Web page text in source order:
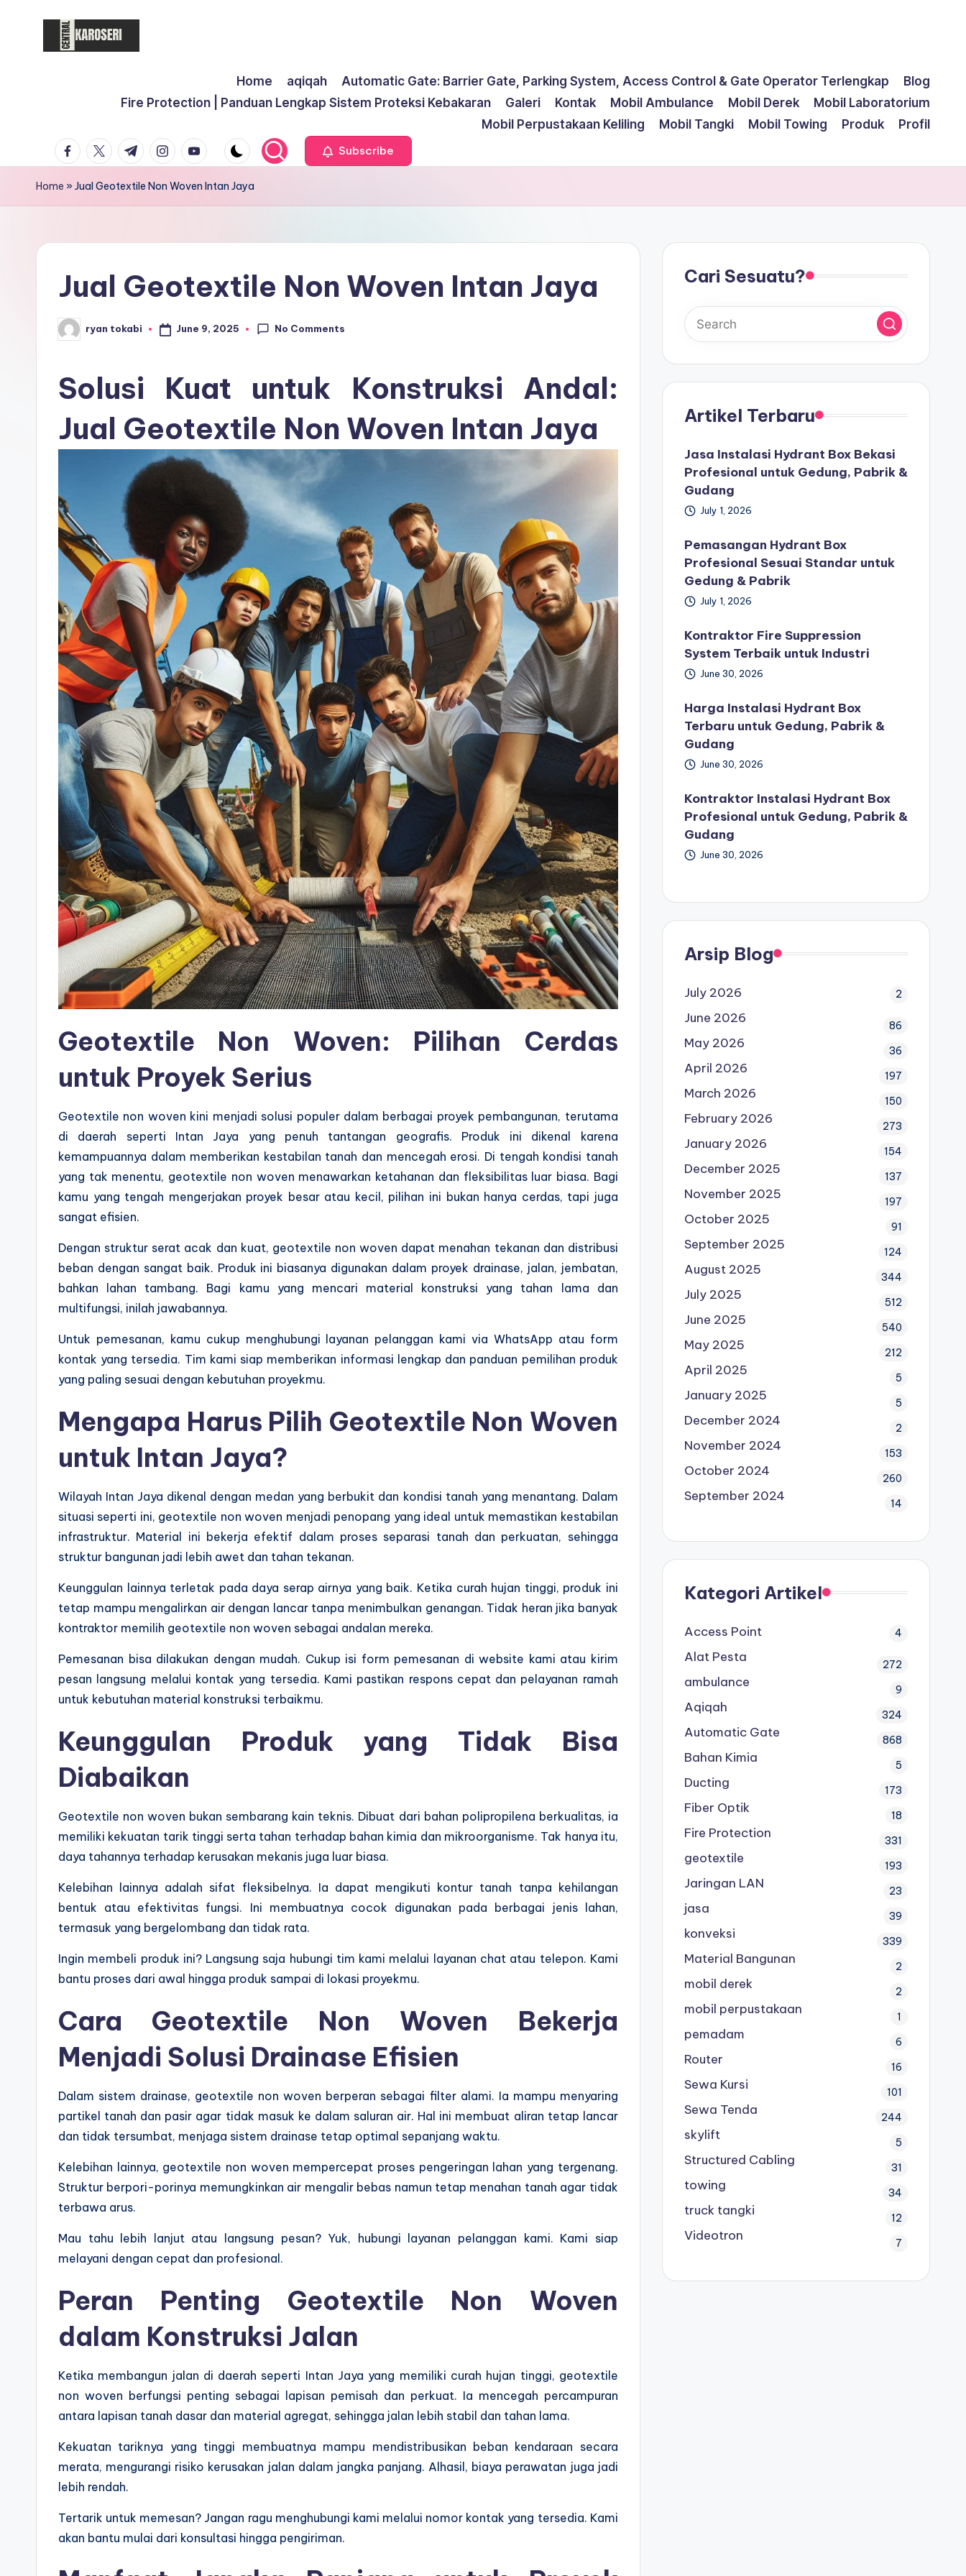
r
l
Home aqiqah Automatic Gate: Barrier Gate, Parking System, Access Control & Gate Operator Terlengkap
Blog
Fire Protection | Panduan Lengkap Sistem Proteksi Kebakaran
Galeri Kontak Mobil Ambulance Mobil Derek
Mobil Laboratorium
Mobil Perpustakaan Keliling
Mobil Tangki Mobil Towing Produk
Profil
facebook.com
twitter.com
t.me instagram.com
youtube.com Subscribe
Home »Jual Geotextile Non Woven Intan Jaya
Jual Geotextile Non Woven Intan Jaya
Posted
by
ryan tokabi June 9, 2025 No Comments
Solusi Kuat untuk Konstruksi Andal:
Jual Geotextile Non Woven Intan Jaya
Geotextile Non Woven: Pilihan Cerdas
untuk Proyek Serius
Geotextile non woven kini menjadi solusi populer dalam berbagai proyek pembangunan, terutama
di daerah seperti Intan Jaya yang penuh tantangan geografis. Produk ini dikenal karena
kemampuannya dalam memberikan kestabilan tanah dan mencegah erosi. Di tengah kondisi tanah
yang tak menentu, geotextile non woven menawarkan ketahanan dan fleksibilitas luar biasa. Bagi
kamu yang tengah mengerjakan proyek besar atau kecil, pilihan ini bukan hanya cerdas, tapi juga
sangat efisien.
Dengan struktur serat acak dan kuat, geotextile non woven dapat menahan tekanan dan distribusi
beban dengan sangat baik. Produk ini biasanya digunakan dalam proyek drainase, jalan, jembatan,
bahkan lahan tambang. Bagi kamu yang mencari material konstruksi yang tahan lama dan
multifungsi, inilah jawabannya.
Untuk pemesanan, kamu cukup menghubungi layanan pelanggan kami via WhatsApp atau form
kontak yang tersedia. Tim kami siap memberikan informasi lengkap dan panduan pemilihan produk
yang paling sesuai dengan kebutuhan proyekmu.
Mengapa Harus Pilih Geotextile Non Woven
untuk Intan Jaya?
Wilayah Intan Jaya dikenal dengan medan yang berbukit dan kondisi tanah yang menantang. Dalam
situasi seperti ini, geotextile non woven menjadi penopang yang ideal untuk memastikan kestabilan
infrastruktur. Material ini bekerja efektif dalam proses separasi tanah dan perkuatan, sehingga
struktur bangunan jadi lebih awet dan tahan tekanan.
Keunggulan lainnya terletak pada daya serap airnya yang baik. Ketika curah hujan tinggi, produk ini
tetap mampu mengalirkan air dengan lancar tanpa menimbulkan genangan. Tidak heran jika banyak
kontraktor memilih geotextile non woven sebagai andalan mereka.
Pemesanan bisa dilakukan dengan mudah. Cukup isi form pemesanan di website kami atau kirim
pesan langsung melalui kontak yang tersedia. Kami pastikan respons cepat dan pelayanan ramah
untuk kebutuhan material konstruksi terbaikmu.
Keunggulan Produk yang Tidak Bisa
Diabaikan
Geotextile non woven bukan sembarang kain teknis. Dibuat dari bahan polipropilena berkualitas, ia
memiliki kekuatan tarik tinggi serta tahan terhadap bahan kimia dan mikroorganisme. Tak hanya itu,
daya tahannya terhadap kerusakan mekanis juga luar biasa.
Kelebihan lainnya adalah sifat fleksibelnya. Ia dapat mengikuti kontur tanah tanpa kehilangan
bentuk atau efektivitas fungsi. Ini membuatnya cocok digunakan pada berbagai jenis lahan,
termasuk yang bergelombang dan tidak rata.
Ingin membeli produk ini? Langsung saja hubungi tim kami melalui layanan chat atau telepon. Kami
bantu proses dari awal hingga produk sampai di lokasi proyekmu.
Cara Geotextile Non Woven Bekerja
Menjadi Solusi Drainase Efisien
Dalam sistem drainase, geotextile non woven berperan sebagai filter alami. Ia mampu menyaring
partikel tanah dan pasir agar tidak masuk ke dalam saluran air. Hal ini membuat aliran tetap lancar
dan tidak tersumbat, menjaga sistem drainase tetap optimal sepanjang waktu.
Kelebihan lainnya, geotextile non woven mempercepat proses pengeringan lahan yang tergenang.
Struktur berpori-porinya memungkinkan air mengalir bebas namun tetap menahan tanah agar tidak
terbawa arus.
Mau tahu lebih lanjut atau langsung pesan? Yuk, hubungi layanan pelanggan kami. Kami siap
melayani dengan cepat dan profesional.
Peran Penting Geotextile Non Woven
dalam Konstruksi Jalan
Ketika membangun jalan di daerah seperti Intan Jaya yang memiliki curah hujan tinggi, geotextile
non woven berfungsi penting sebagai lapisan pemisah dan perkuat. Ia mencegah percampuran
antara lapisan tanah dasar dan material agregat, sehingga jalan lebih stabil dan tahan lama.
Kekuatan tariknya yang tinggi membuatnya mampu mendistribusikan beban kendaraan secara
merata, mengurangi risiko kerusakan jalan dalam jangka panjang. Alhasil, biaya perawatan juga jadi
lebih rendah.
Tertarik untuk memesan? Jangan ragu menghubungi kami melalui nomor kontak yang tersedia. Kami
akan bantu mulai dari konsultasi hingga pengiriman.
Cari Sesuatu?
Artikel Terbaru
Jasa Instalasi Hydrant Box Bekasi
Profesional untuk Gedung, Pabrik &
Gudang
July 1, 2026
Pemasangan Hydrant Box
Profesional Sesuai Standar untuk
Gedung & Pabrik
July 1, 2026
Kontraktor Fire Suppression
System Terbaik untuk Industri
June 30, 2026
Harga Instalasi Hydrant Box
Terbaru untuk Gedung, Pabrik &
Gudang
June 30, 2026
Kontraktor Instalasi Hydrant Box
Profesional untuk Gedung, Pabrik &
Gudang
June 30, 2026
Arsip Blog
July 2026 2
June 2026 86
May 2026 36
April 2026 197
March 2026 150
February 2026 273
January 2026 154
December 2025 137
November 2025 197
October 2025 91
September 2025 124
August 2025 344
July 2025 512
June 2025 540
May 2025 212
April 2025 5
January 2025 5
December 2024 2
November 2024 153
October 2024 260
September 2024 14
Kategori Artikel
Access Point 4
Alat Pesta 272
ambulance 9
Aqiqah 324
Automatic Gate 868
Bahan Kimia 5
Ducting 173
Fiber Optik 18
Fire Protection 331
geotextile 193
Jaringan LAN 23
jasa 39
konveksi 339
Material Bangunan 2
mobil derek 2
mobil perpustakaan 1
pemadam 6
Router 16
Sewa Kursi 101
Sewa Tenda 244
skylift 5
Structured Cabling 31
towing 34
truck tangki 12
Videotron 7